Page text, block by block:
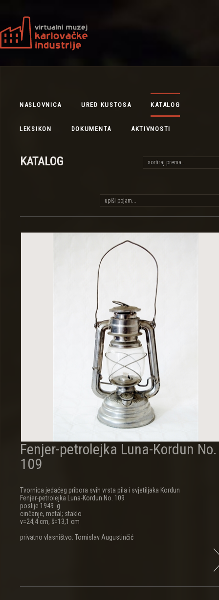
NASLOVNICA URED KUSTOSA KATALOG
LEKSIKON DOKUMENTA AKTIVNOSTI
KATALOG sortiraj prema...
Fenjer-petrolejka Luna-Kordun No.
109
Tvornica jedaćeg pribora svih vrsta pila i svjetiljaka Kordun
Fenjer-petrolejka Luna-Kordun No. 109
poslije 1949. g.
cinčanje, metal; staklo
v=24,4 cm, š=13,1 cm
privatno vlasništvo: Tomislav Augustinčić